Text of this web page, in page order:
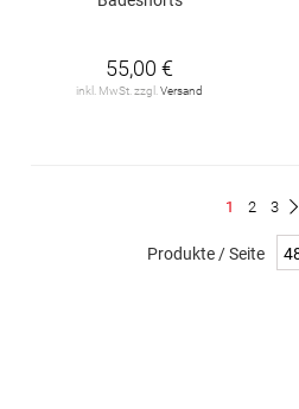
55,00 €
inkl. MwSt. zzgl. Versand
Du
1 Seite
2 Seite
3
Produkte / Seite